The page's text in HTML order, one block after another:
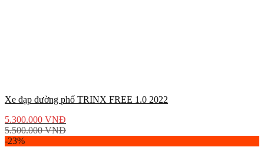
Xe đạp đường phố TRINX FREE 1.0 2022
5.300.000 VNĐ
5.500.000VNĐ
-23%